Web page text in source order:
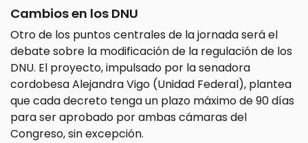
Cambios en los DNU
Otro de los puntos centrales de la jornada será el
debate sobre la modificación de la regulación de los
DNU. El proyecto, impulsado por la senadora
cordobesa Alejandra Vigo (Unidad Federal), plantea
que cada decreto tenga un plazo máximo de 90 días
para ser aprobado por ambas cámaras del
Congreso, sin excepción.